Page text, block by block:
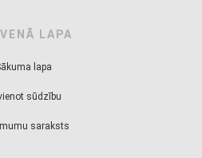
LAPA
lapa
sūdzību
saraksts